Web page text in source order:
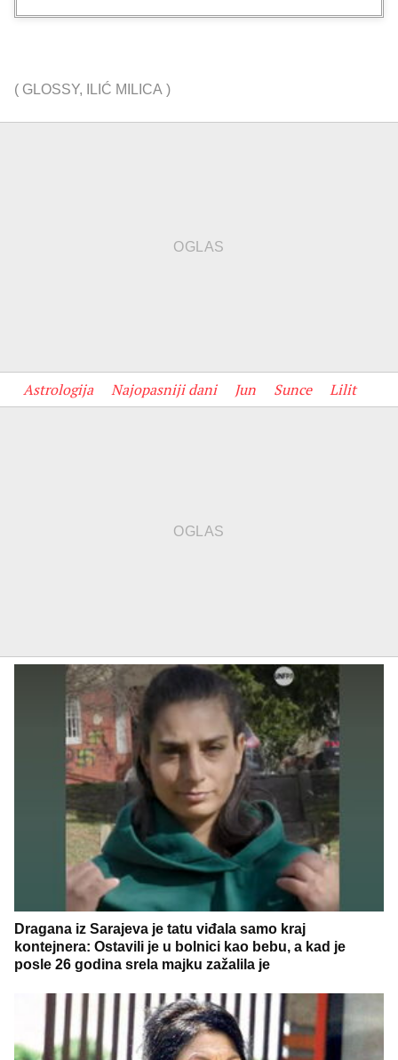
( GLOSSY, ILIĆ MILICA )
Astrologija Najopasniji dani Jun Sunce Lilit
Dragana iz Sarajeva je tatu viđala samo kraj
kontejnera: Ostavili je u bolnici kao bebu, a kad je
posle 26 godina srela majku zažalila je